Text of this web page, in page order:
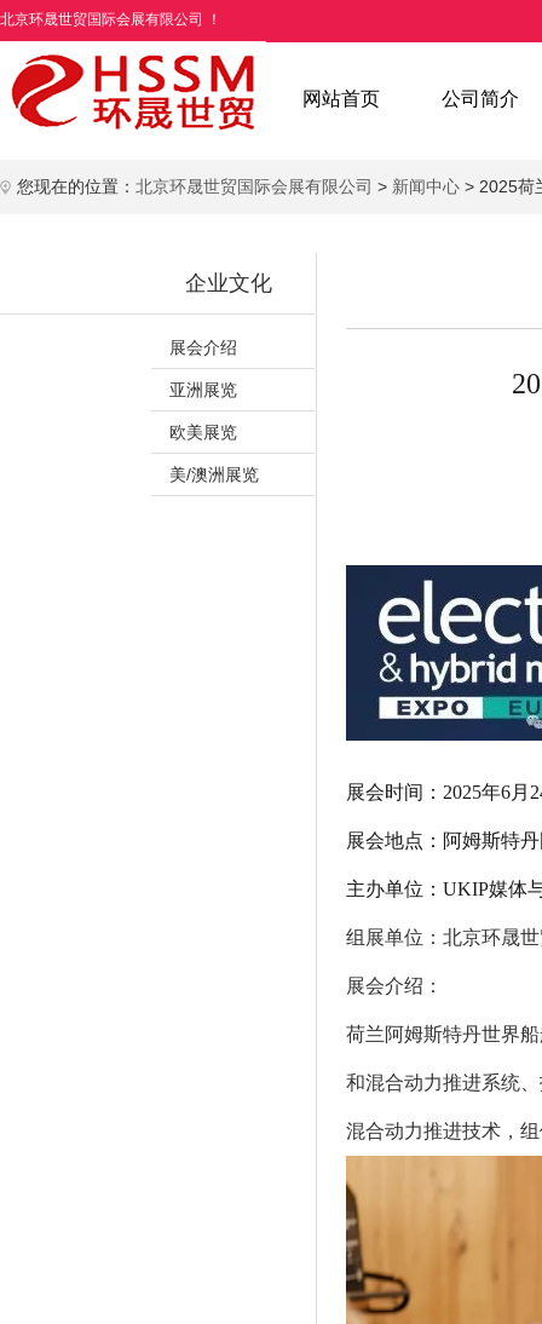
北京环晟世贸国际会展有限公司 ！
网站首页 公司简介
企业文化
展会介绍
亚洲展览
欧美展览
美/澳洲展览
您现在的位置： 北京环晟世贸国际会展有限公司 > 新闻中心 > 2025荷
展会时间： 2025年6月
展会地点： 阿姆斯特
主办单位： UKIP媒体
组展单位： 北京环晟
展会介绍：
荷兰阿姆斯特丹世界
和混合动力推进系统
混合动力推进技术，